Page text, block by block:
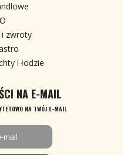
i zwroty
i łodzie
NA E-MAIL
NA TWÓJ E-MAIL